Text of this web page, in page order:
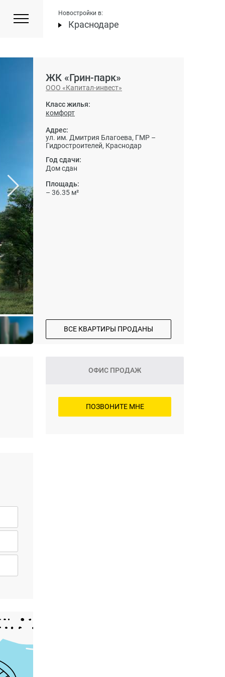
Новостройки в:
Краснодаре
ЖК «Грин-парк»
ООО «Капитал-инвест»
Класс жилья:
комфорт
Адрес:
ул. им. Дмитрия Благоева, ГМР –
Гидростроителей, Краснодар
Год сдачи:
Дом сдан
Площадь:
– 36.35 м²
ВСЕ КВАРТИРЫ ПРОДАНЫ
ОФИС ПРОДАЖ
ПОЗВОНИТЕ МНЕ